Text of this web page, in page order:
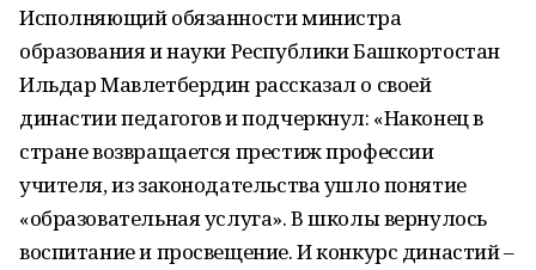
Исполняющий обязанности министра
образования и науки Республики Башкортостан
Ильдар Мавлетбердин рассказал о своей
династии педагогов и подчеркнул: «Наконец в
стране возвращается престиж профессии
учителя, из законодательства ушло понятие
«образовательная услуга». В школы вернулось
воспитание и просвещение. И конкурс династий –